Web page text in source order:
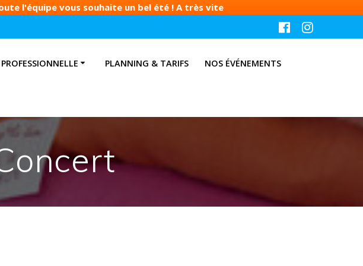
l'équipe vous souhaite un bel été ! A très vite
PLANNING & TARIFS NOS ÉVÉNEMENTS